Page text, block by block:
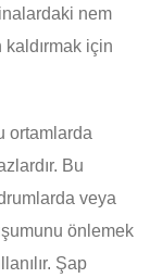
nem
kaldırmak için
ortamlarda
Bu
veya
önlemek
Şap